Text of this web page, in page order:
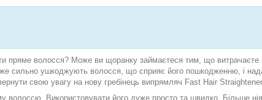
пряме волосся? Може ви щоранку займаєтеся тим, що витрачаєте
сильно ушкоджують волосся, що сприяє його пошкодженню, і
свою увагу на нову гребінець випрямляч Fast Hair
волоссю. Використовувати його дуже просто та швидко. Більше